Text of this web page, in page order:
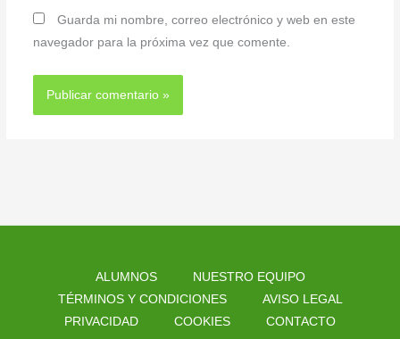
Guarda mi nombre, correo electrónico y web en este
navegador para la próxima vez que comente.
ALUMNOS
NUESTRO EQUIPO
TÉRMINOS Y CONDICIONES
AVISO LEGAL
PRIVACIDAD
COOKIES CONTACTO